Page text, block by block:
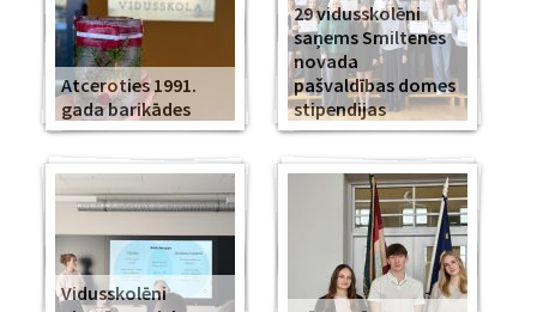
Atceroties 1991.
gada barikādes
29 vidusskolēni
saņems Smiltenes
novada
pašvaldības domes
stipendijas
Vidusskolēni